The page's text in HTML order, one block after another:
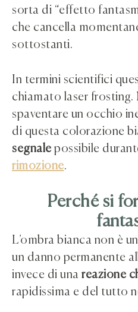
sorta di “effetto
che cancella
sottostanti.
In termini scientifici
chiamato laser
spaventare un occhio
di questa colorazione
segnale possibile
rimozione.
Perché si
L’ombra bianca non è
un danno permanente
invece di una reazione
rapidissima e del tutto